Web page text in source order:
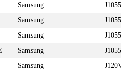
Samsung
Samsung
Samsung
Samsung
Samsung